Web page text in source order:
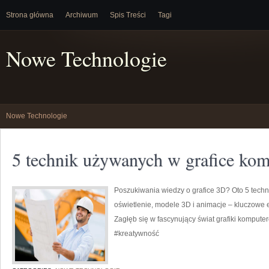
Strona główna Archiwum Spis Treści Tagi
Nowe Technologie
Nowe Technologie
5 technik używanych w grafice
Poszukiwania wiedzy o grafice 3D? Oto 5
oświetlenie, modele 3D i animacje – kluczowe
Zagłęb się w fascynujący świat grafiki
#kreatywność